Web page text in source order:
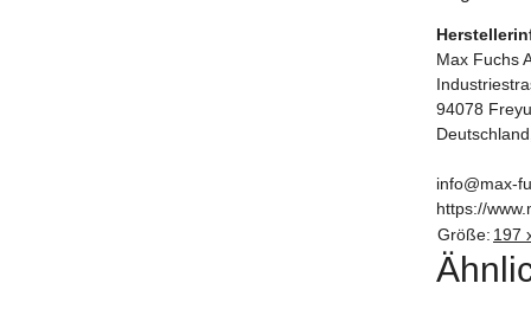
Max Fuchs
94078
info@max-
https://
Größe: 197